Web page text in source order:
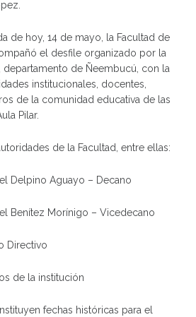
de hoy, 14 de mayo, la Facultad de
el desfile organizado por la
departamento de Ñeembucú, con la
institucionales, docentes,
de la comunidad educativa de las
Pilar.
de la Facultad, entre ellas:
Delpino Aguayo – Decano
Benítez Morínigo – Vicedecano
Directivo
de la institución
fechas históricas para el